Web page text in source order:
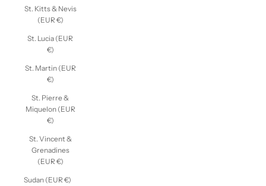
St. Kitts & Nevis
(EUR €)
St. Lucia (EUR
€)
St. Martin (EUR
€)
St. Pierre &
Miquelon (EUR
€)
St. Vincent &
Grenadines
(EUR €)
Sudan (EUR €)